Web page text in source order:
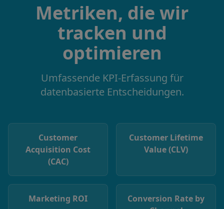
Metriken, die wir
tracken und
optimieren
Umfassende KPI-Erfassung für
datenbasierte Entscheidungen.
Customer
Acquisition Cost
(CAC)
Customer Lifetime
Value (CLV)
Marketing ROI
Conversion Rate by